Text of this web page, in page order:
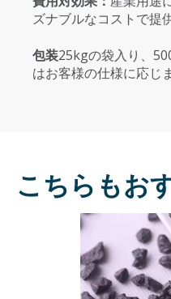
ズナブルなコストで提供
包装25kgの袋入り、
はお客様の仕様に応じま
こちらもお